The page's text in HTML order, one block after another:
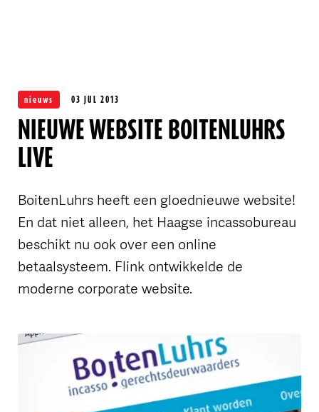
nieuws 03 JUL 2013
NIEUWE WEBSITE BOITENLUHRS
LIVE
BoitenLuhrs heeft een gloednieuwe website!
En dat niet alleen, het Haagse incassobureau
beschikt nu ook over een online
betaalsysteem. Flink ontwikkelde de
moderne corporate website.